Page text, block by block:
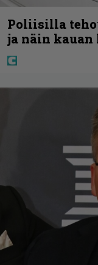
Poliisilla
ja näin kauan